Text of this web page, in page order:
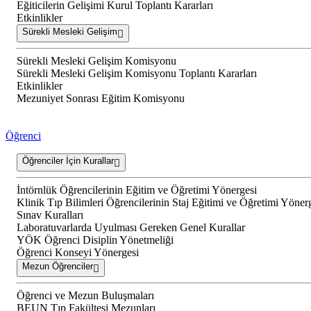
Eğiticilerin Gelişimi Kurul Toplantı Kararları
Etkinlikler
Sürekli Mesleki Gelişim
Sürekli Mesleki Gelişim Komisyonu
Sürekli Mesleki Gelişim Komisyonu Toplantı Kararları
Etkinlikler
Mezuniyet Sonrası Eğitim Komisyonu
Öğrenci
Öğrenciler İçin Kurallar
İntörnlük Öğrencilerinin Eğitim ve Öğretimi Yönergesi
Klinik Tıp Bilimleri Öğrencilerinin Staj Eğitimi ve Öğretimi
Sınav Kuralları
Laboratuvarlarda Uyulması Gereken Genel Kurallar
YÖK Öğrenci Disiplin Yönetmeliği
Öğrenci Konseyi Yönergesi
Mezun Öğrenciler
Öğrenci ve Mezun Buluşmaları
BEUN Tıp Fakültesi Mezunları